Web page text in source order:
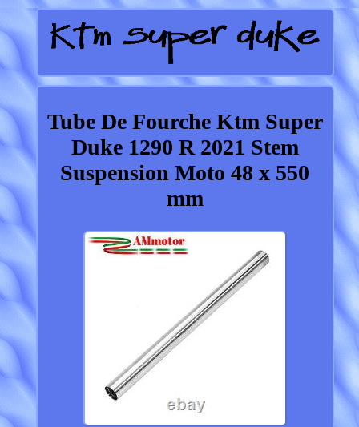
Tube De Fourche Ktm Super
Duke 1290 R 2021 Stem
Suspension Moto 48 x 550
mm